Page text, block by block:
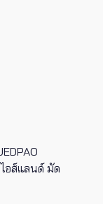
อส์แลนด์ มัด